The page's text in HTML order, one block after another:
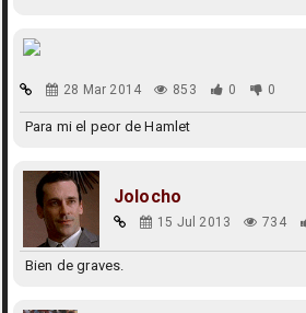
28 Mar 2014 853 0 0
Para mi el peor de Hamlet
Jolocho
15 Jul 2013 734
Bien de graves.